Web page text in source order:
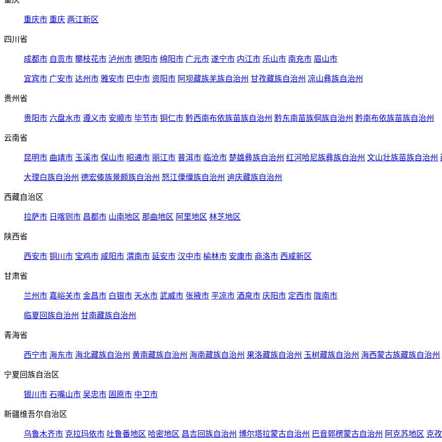
重庆市 重庆 两江新区
四川省
成都市 自贡市 攀枝花市 泸州市 德阳市 绵阳市 广元市 遂宁市 内江市 乐山市 南充市 眉山市
宜宾市 广安市 达州市 雅安市 巴中市 资阳市 阿坝藏族羌族自治州 甘孜藏族自治州 凉山彝族自治州
贵州省
贵阳市 六盘水市 遵义市 安顺市 毕节市 铜仁市 黔西南布依族苗族自治州 黔东南苗族侗族自治州 黔南布依族苗族自治州
云南省
昆明市 曲靖市 玉溪市 保山市 昭通市 丽江市 普洱市 临沧市 楚雄彝族自治州 红河哈尼族彝族自治州 文山壮族苗族自治州
大理白族自治州 德宏傣族景颇族自治州 怒江傈僳族自治州 迪庆藏族自治州
西藏自治区
拉萨市 日喀则市 昌都市 山南地区 那曲地区 阿里地区 林芝地区
陕西省
西安市 铜川市 宝鸡市 咸阳市 渭南市 延安市 汉中市 榆林市 安康市 商洛市 西咸新区
甘肃省
兰州市 嘉峪关市 金昌市 白银市 天水市 武威市 张掖市 平凉市 酒泉市 庆阳市 定西市 陇南市
临夏回族自治州 甘南藏族自治州
青海省
西宁市 海东市 海北藏族自治州 黄南藏族自治州 海南藏族自治州 果洛藏族自治州 玉树藏族自治州 海西蒙古族藏族自治州
宁夏回族自治区
银川市 石嘴山市 吴忠市 固原市 中卫市
新疆维吾尔自治区
乌鲁木齐市 克拉玛依市 吐鲁番地区 哈密地区 昌吉回族自治州 博尔塔拉蒙古自治州 巴音郭楞蒙古自治州 阿克苏地区 克